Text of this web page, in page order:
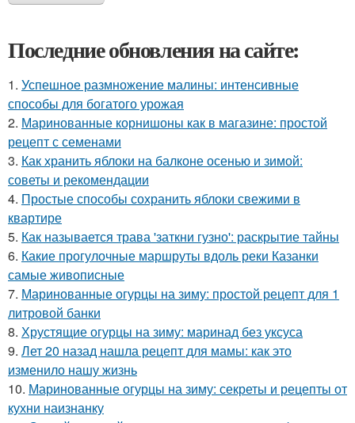
Последние обновления на сайте:
1. Успешное размножение малины: интенсивные
способы для богатого урожая
2. Маринованные корнишоны как в магазине: простой
рецепт с семенами
3. Как хранить яблоки на балконе осенью и зимой:
советы и рекомендации
4. Простые способы сохранить яблоки свежими в
квартире
5. Как называется трава 'заткни гузно': раскрытие тайны
6. Какие прогулочные маршруты вдоль реки Казанки
самые живописные
7. Маринованные огурцы на зиму: простой рецепт для 1
литровой банки
8. Хрустящие огурцы на зиму: маринад без уксуса
9. Лет 20 назад нашла рецепт для мамы: как это
изменило нашу жизнь
10. Маринованные огурцы на зиму: секреты и рецепты от
кухни наизнанку